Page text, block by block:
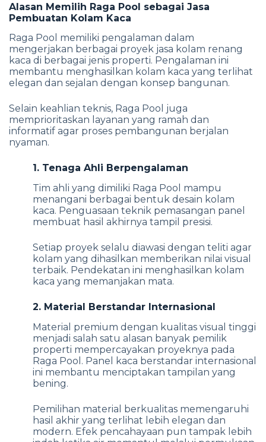
Alasan Memilih Raga Pool sebagai Jasa
Pembuatan Kolam Kaca
Raga Pool memiliki pengalaman dalam
mengerjakan berbagai proyek jasa kolam renang
kaca di berbagai jenis properti. Pengalaman ini
membantu menghasilkan kolam kaca yang terlihat
elegan dan sejalan dengan konsep bangunan.
Selain keahlian teknis, Raga Pool juga
memprioritaskan layanan yang ramah dan
informatif agar proses pembangunan berjalan
nyaman.
1. Tenaga Ahli Berpengalaman
Tim ahli yang dimiliki Raga Pool mampu
menangani berbagai bentuk desain kolam
kaca. Penguasaan teknik pemasangan panel
membuat hasil akhirnya tampil presisi.
Setiap proyek selalu diawasi dengan teliti agar
kolam yang dihasilkan memberikan nilai visual
terbaik. Pendekatan ini menghasilkan kolam
kaca yang memanjakan mata.
2. Material Berstandar Internasional
Material premium dengan kualitas visual tinggi
menjadi salah satu alasan banyak pemilik
properti mempercayakan proyeknya pada
Raga Pool. Panel kaca berstandar internasional
ini membantu menciptakan tampilan yang
bening.
Pemilihan material berkualitas memengaruhi
hasil akhir yang terlihat lebih elegan dan
modern. Efek pencahayaan pun tampak lebih